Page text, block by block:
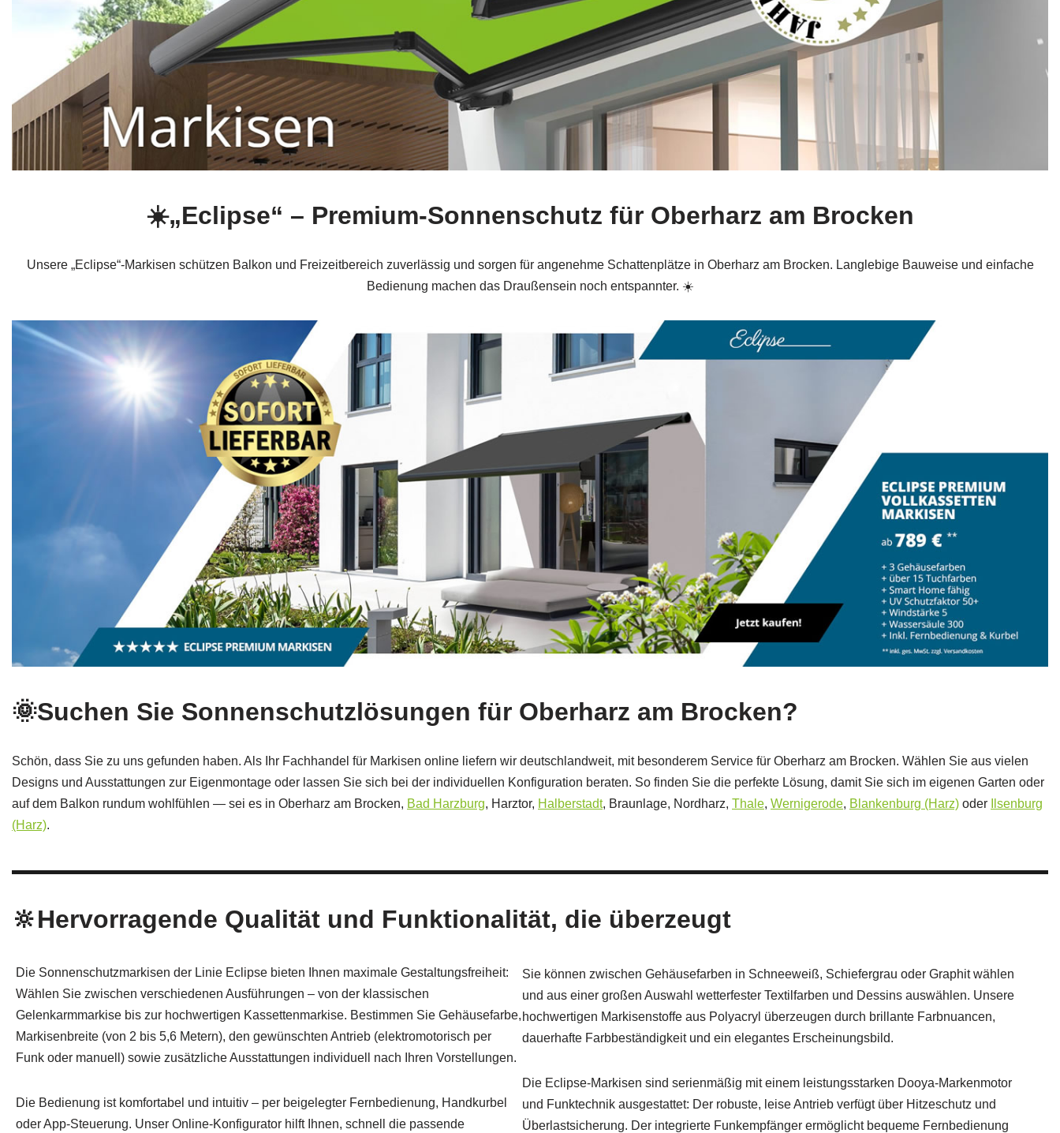
☀️„Eclipse“ – Premium-Sonnenschutz für Oberharz am Brocken
Unsere „Eclipse“-Markisen schützen Balkon und Freizeitbereich zuverlässig und sorgen für angenehme Schattenplätze in Oberharz am Brocken. Langlebige Bauweise und einfache
Bedienung machen das Draußensein noch entspannter. ☀️
🌞Suchen Sie Sonnenschutzlösungen für Oberharz am Brocken?
Schön, dass Sie zu uns gefunden haben. Als Ihr Fachhandel für Markisen online liefern wir deutschlandweit, mit besonderem Service für Oberharz am Brocken. Wählen Sie aus vielen
Designs und Ausstattungen zur Eigenmontage oder lassen Sie sich bei der individuellen Konfiguration beraten. So finden Sie die perfekte Lösung, damit Sie sich im eigenen Garten oder
auf dem Balkon rundum wohlfühlen — sei es in Oberharz am Brocken, Bad Harzburg, Harztor, Halberstadt, Braunlage, Nordharz, Thale, Wernigerode, Blankenburg (Harz) oder
Ilsenburg
(Harz).
🔆Hervorragende Qualität und Funktionalität, die überzeugt
Die Sonnenschutzmarkisen der Linie Eclipse bieten Ihnen maximale Gestaltungsfreiheit:
Wählen Sie zwischen verschiedenen Ausführungen – von der klassischen
Gelenkarmmarkise bis zur hochwertigen Kassettenmarkise. Bestimmen Sie Gehäusefarbe,
Markisenbreite (von 2 bis 5,6 Metern), den gewünschten Antrieb (elektromotorisch per
Funk oder manuell) sowie zusätzliche Ausstattungen individuell nach Ihren Vorstellungen.
Die Bedienung ist komfortabel und intuitiv – per beigelegter Fernbedienung, Handkurbel
oder App-Steuerung. Unser Online-Konfigurator hilft Ihnen, schnell die passende
Sie können zwischen Gehäusefarben in Schneeweiß, Schiefergrau oder Graphit wählen
und aus einer großen Auswahl wetterfester Textilfarben und Dessins auswählen. Unsere
hochwertigen Markisenstoffe aus Polyacryl überzeugen durch brillante Farbnuancen,
dauerhafte Farbbeständigkeit und ein elegantes Erscheinungsbild.
Die Eclipse-Markisen sind serienmäßig mit einem leistungsstarken Dooya-Markenmotor
und Funktechnik ausgestattet: Der robuste, leise Antrieb verfügt über Hitzeschutz und
Überlastsicherung. Der integrierte Funkempfänger ermöglicht bequeme Fernbedienung